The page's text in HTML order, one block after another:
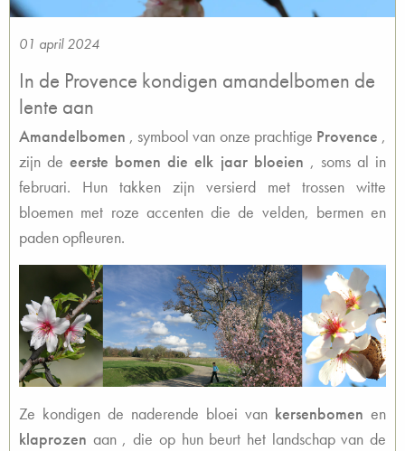
01 april 2024
In de Provence kondigen amandelbomen de
lente aan
Amandelbomen , symbool van onze prachtige Provence ,
zijn de eerste bomen die elk jaar bloeien , soms al in
februari. Hun takken zijn versierd met trossen witte
bloemen met roze accenten die de velden, bermen en
paden opfleuren.
Ze kondigen de naderende bloei van kersenbomen en
klaprozen aan , die op hun beurt het landschap van de